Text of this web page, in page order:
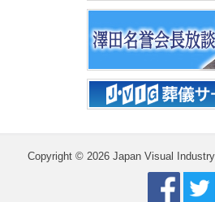
Copyright © 2026 Japan Visual